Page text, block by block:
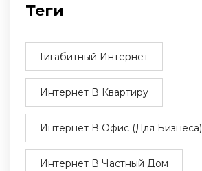
Теги
Гигабитный Интернет
Интернет В Квартиру
Интернет В Офис (для Бизнеса)
Интернет В Частный Дом